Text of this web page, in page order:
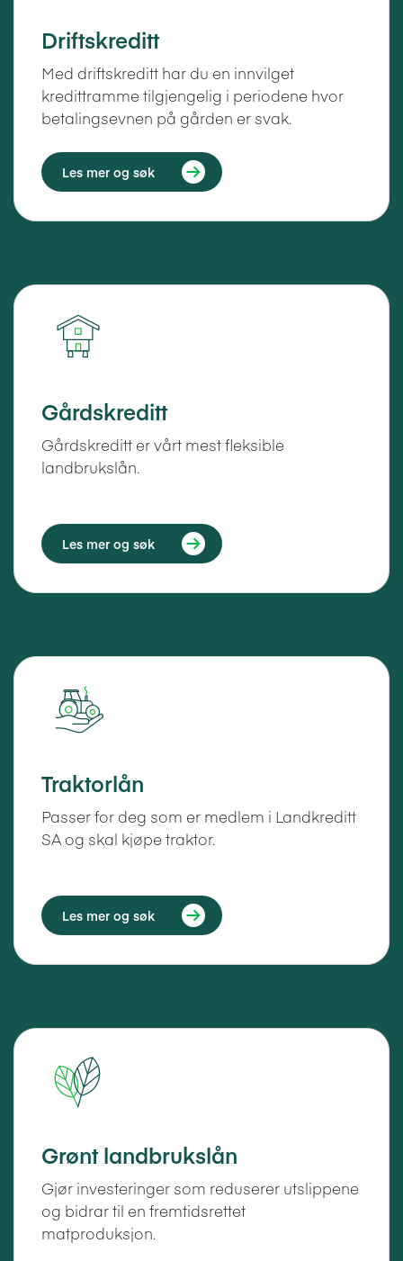
Driftskreditt
Med driftskreditt har du en innvilget
kredittramme tilgjengelig i periodene hvor
betalingsevnen på gården er svak.
Les mer og søk
Gårdskreditt
Gårdskreditt er vårt mest fleksible
landbrukslån.
Les mer og søk
Traktorlån
Passer for deg som er medlem i Landkreditt
SA og skal kjøpe traktor.
Les mer og søk
Grønt landbrukslån
Gjør investeringer som reduserer utslippene
og bidrar til en fremtidsrettet
matproduksjon.